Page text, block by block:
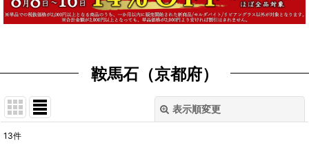
鞍馬石（京都府）
表示順変更
13件